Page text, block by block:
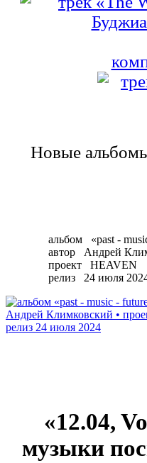
Новые
альбом
«past -
автор
Андрей
проект
HEAVEN
релиз
24 июля
«12.04,
музыки